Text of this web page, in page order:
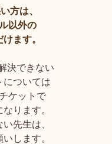
方は、
以外の
ます。
決できない
については
ケットで
ります。
先生は、
します。